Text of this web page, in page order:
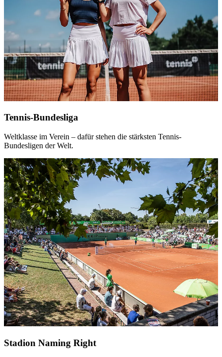
Tennis-Bundesliga
Weltklasse im Verein – dafür stehen die stärksten Tennis-
Bundesligen der Welt.
Stadion Naming Right